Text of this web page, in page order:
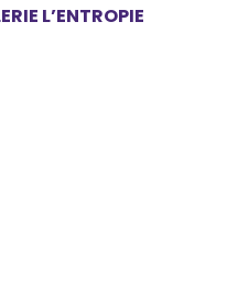
L’ENTROPIE